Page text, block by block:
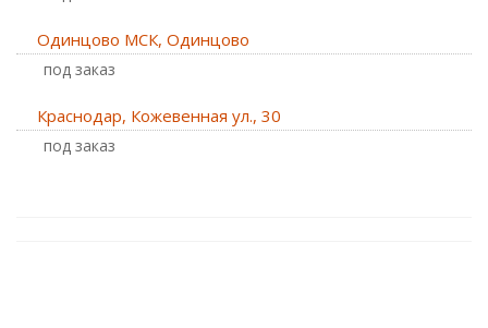
Одинцово МСК, Одинцово
Под заказ
Краснодар, Кожевенная ул., 30
Под заказ